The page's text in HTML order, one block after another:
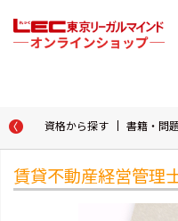
資格から探す 書籍・問
賃貸不動産経営管理